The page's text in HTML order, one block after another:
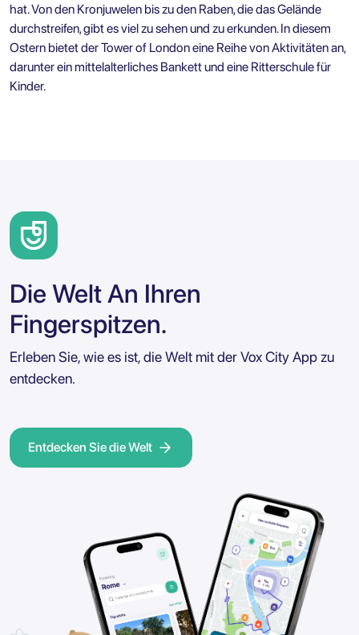
hat. Von den Kronjuwelen bis zu den Raben, die das Gelände
durchstreifen, gibt es viel zu sehen und zu erkunden. In diesem
Ostern bietet der Tower of London eine Reihe von Aktivitäten an,
darunter ein mittelalterliches Bankett und eine Ritterschule für
Kinder.
Die Welt An Ihren
Fingerspitzen.
Erleben Sie, wie es ist, die Welt mit der Vox City App zu
entdecken.
Entdecken Sie die Welt